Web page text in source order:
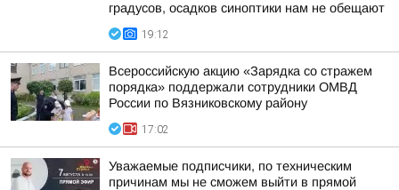
градусов, осадков синоптики нам не обещают
19:12
Всероссийскую акцию «Зарядка со стражем
порядка» поддержали сотрудники ОМВД
России по Вязниковскому району
17:02
Уважаемые подписчики, по техническим
причинам мы не сможем выйти в прямой